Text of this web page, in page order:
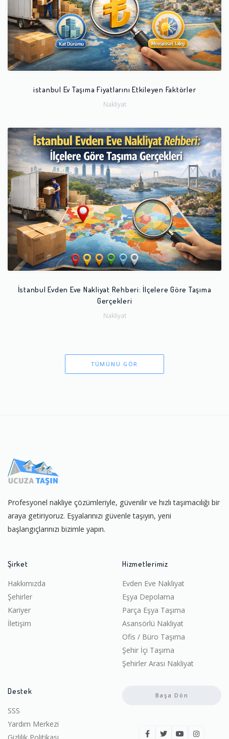
istanbul Ev Taşıma Fiyatlarını Etkileyen Faktörler
Nakliyat
İstanbul Evden Eve Nakliyat Rehberi: İlçelere Göre Taşıma
Gerçekleri
Nakliyat
TÜMÜNÜ GÖR
Profesyonel nakliye çözümleriyle, güvenilir ve hızlı taşımacılığı bir
araya getiriyoruz. Eşyalarınızı güvenle taşıyın, yeni
başlangıçlarınızı bizimle yapın.
Şirket
Hakkımızda
Şehirler
Kariyer
İletişim
Hizmetlerimiz
Evden Eve Nakliyat
Eşya Depolama
Parça Eşya Taşıma
Asansörlü Nakliyat
Ofis / Büro Taşıma
Şehir İçi Taşıma
Şehirler Arası Nakliyat
Destek
SSS
Yardım Merkezi
Başa Dön